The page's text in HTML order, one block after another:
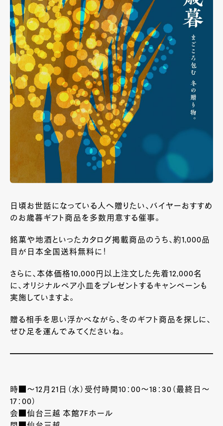
日頃お世話になっている人へ贈りたい、バイヤーおすすめ
のお歳暮ギフト商品を多数用意する催事。
銘菓や地酒といったカタログ掲載商品のうち、約1,000品
目が日本全国送料無料に！
さらに、本体価格10,000円以上注文した先着12,000名
に、オリジナルペア小皿をプレゼントするキャンペーンも
実施していますよ。
贈る相手を思い浮かべながら、冬のギフト商品を探しに、
ぜひ足を運んでみてくださいね。
時■～12月21日（水）受付時間10：00～18：30（最終日～
17：00）
会■仙台三越 本館7Fホール